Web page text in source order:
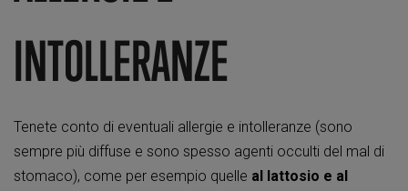
INTOLLERANZE
Tenete conto di eventuali allergie e intolleranze (sono
sempre più diffuse e sono spesso agenti occulti del mal di
stomaco), come per esempio quelle al lattosio e al